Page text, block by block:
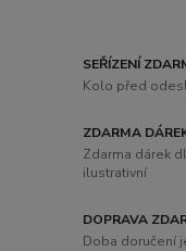
SEŘÍZENÍ
Kolo před
ZDARMA
Zdarma dárek
ilustrativní
DOPRAVA
Doba doručení